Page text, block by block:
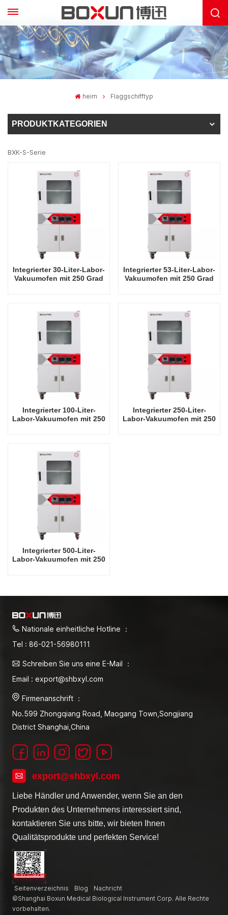
heim Flaggschifftyp
PRODUKTKATEGORIEN
BXK-S-Serie
Integrierter 30-Liter-Labor-
Vakuumofen mit 250 Grad
Integrierter 53-Liter-Labor-
Vakuumofen mit 250 Grad
Integrierter 100-Liter-
Labor-Vakuumofen mit 250
Integrierter 250-Liter-
Labor-Vakuumofen mit 250
Integrierter 500-Liter-
Labor-Vakuumofen mit 250
Nationale einheitliche Hotline ：
Tel : 86-021-56980111
Schreiben Sie uns eine E-Mail ：
Email : export@shbxyl.com
Firmenanschrift ：
No.599 Zhongqiang Road, Maogang Town,Songjiang
District Shanghai,China
export@shbxyl.com
Liebe Händler und Anwender, wenn Sie an den
Produkten des Unternehmens interessiert sind,
kontaktieren Sie uns bitte, wir bieten Ihnen
Qualitätsprodukte und perfekten Service!
Seitenverzeichnis Blog
Nachricht
©Shanghai Boxun Medical Biological Instrument Corp. Alle Rechte
vorbehalten.